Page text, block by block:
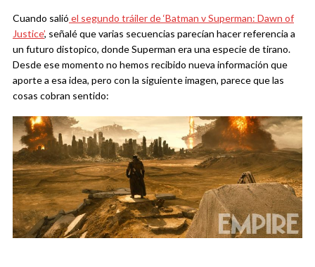
Cuando salió el segundo tráiler de ‘Batman v Superman: Dawn of
Justice’, señalé que varias secuencias parecían hacer referencia a
un futuro distopico, donde Superman era una especie de tirano.
Desde ese momento no hemos recibido nueva información que
aporte a esa idea, pero con la siguiente imagen, parece que las
cosas cobran sentido: